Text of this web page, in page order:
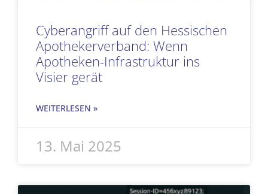
Cyberangriff auf den Hessischen
Apothekerverband: Wenn
Apotheken-Infrastruktur ins
Visier gerät
WEITERLESEN »
13. Mai 2025